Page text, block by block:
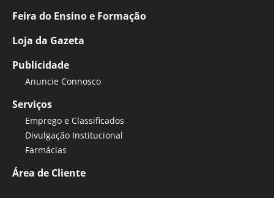
Feira do Ensino e Formação
Loja da Gazeta
Publicidade
Anuncie Connosco
Serviços
Emprego e Classificados
Divulgação Institucional
Farmácias
Área de Cliente